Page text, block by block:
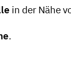
in der Nähe
.